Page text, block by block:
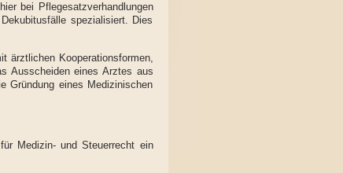
bei Pflegesatzverhandlungen
spezialisiert. Dies
ärztlichen Kooperationsformen,
Ausscheiden eines Arztes aus
Gründung eines Medizinischen
Medizin- und Steuerrecht ein